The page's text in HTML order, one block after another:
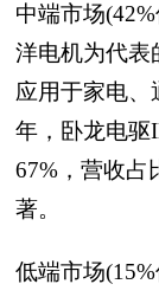
中端市场
洋电机为代表
应用于家电、
年，卧龙电驱
67%，营收占
著。
低端市场